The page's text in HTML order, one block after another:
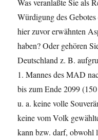
Was veranlaßte Sie als
Würdigung des
hier zuvor erwähnten
haben? Oder gehören
Deutschland z. B.
1. Mannes des MAD
bis zum Ende 2099
u. a. keine volle
keine vom Volk
kann bzw. darf,